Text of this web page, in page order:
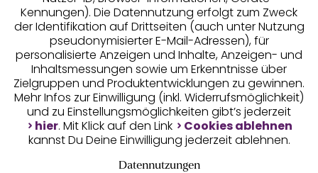
Geprüfte Sicherheit
Unsere Apps
Kennungen). Die Datennutzung erfolgt zum Zweck
der Identifikation auf Drittseiten (auch unter Nutzung
pseudonymisierter E-Mail-Adressen), für
personalisierte Anzeigen und Inhalte, Anzeigen- und
Inhaltsmessungen sowie um Erkenntnisse über
Zielgruppen und Produktentwicklungen zu gewinnen.
Mehr Infos zur Einwilligung (inkl. Widerrufsmöglichkeit)
und zu Einstellungsmöglichkeiten gibt’s jederzeit
hier. Mit Klick auf den Link
Cookies ablehnen
kannst Du Deine Einwilligung jederzeit ablehnen.
Datennutzungen